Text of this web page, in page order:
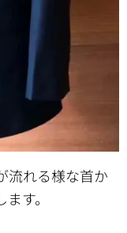
流れる様な首か
す。